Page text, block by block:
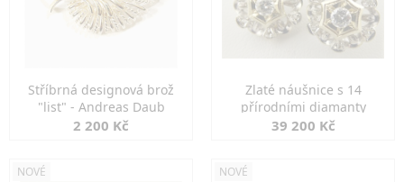
Stříbrná designová brož
"list" - Andreas Daub
2 200 Kč
Zlaté náušnice s 14
přírodními diamanty
39 200 Kč
NOVÉ NOVÉ